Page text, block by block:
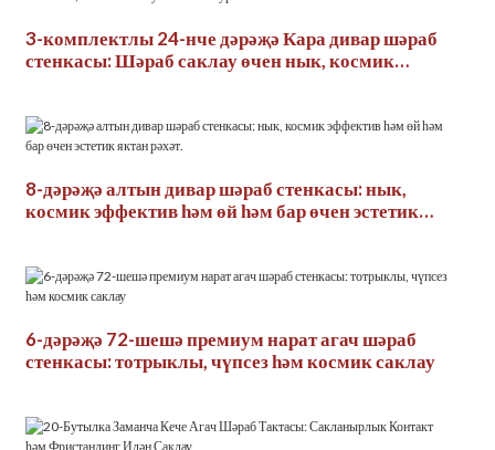
3-комплектлы 24-нче дәрәҗә Кара дивар шәраб
стенкасы: Шәраб саклау өчен нык, космик
8-дәрәҗә алтын дивар шәраб стенкасы: нык,
космик эффектив һәм өй һәм бар өчен эстетик
6-дәрәҗә 72-шешә премиум нарат агач шәраб
стенкасы: тотрыклы, чүпсез һәм космик саклау